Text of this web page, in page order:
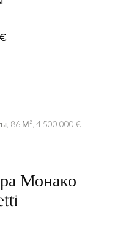
86 М², 4 500 000 €
Монако